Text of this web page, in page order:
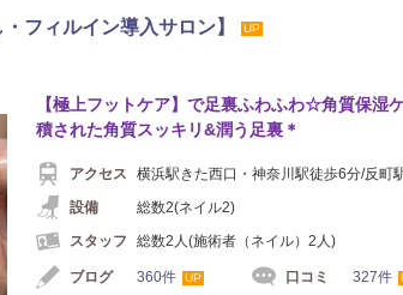
フィルイン導入サロン】 UP
【極上フットケア】で足裏ふわふわ☆角質保湿
積された角質スッキリ&潤う足裏＊
アクセス
横浜駅きた西口・神奈川駅徒歩6分/反町
設備
総数2(ネイル2)
スタッフ
総数2人(施術者（ネイル）2人)
ブログ 360件 UP 口コミ 327件